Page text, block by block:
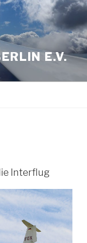
E.V.
Interflug